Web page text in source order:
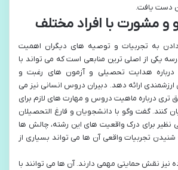
دست یافت.
مشورت با افراد مختلف
به تجربیات و توصیه های دیگران اهمیت
یکی از اصلی ترین منابعی است که می تواند با
هدایت تحصیلی و آزمون های رغبت و
ارزشمندی ارائه دهد. دبیران دروس انسانی نیز می
تری درباره ماهیت دروس و مهارت های لازم برای
کنند. گفت وگو با دانشجویان و فارغ التحصیلان
نظیر برای درک واقعیت های این رشته، چالش ها
تجربیات واقعی آن ها می تواند بسیاری از
نیز نقش حمایتی مهمی دارند. آن ها می توانند با